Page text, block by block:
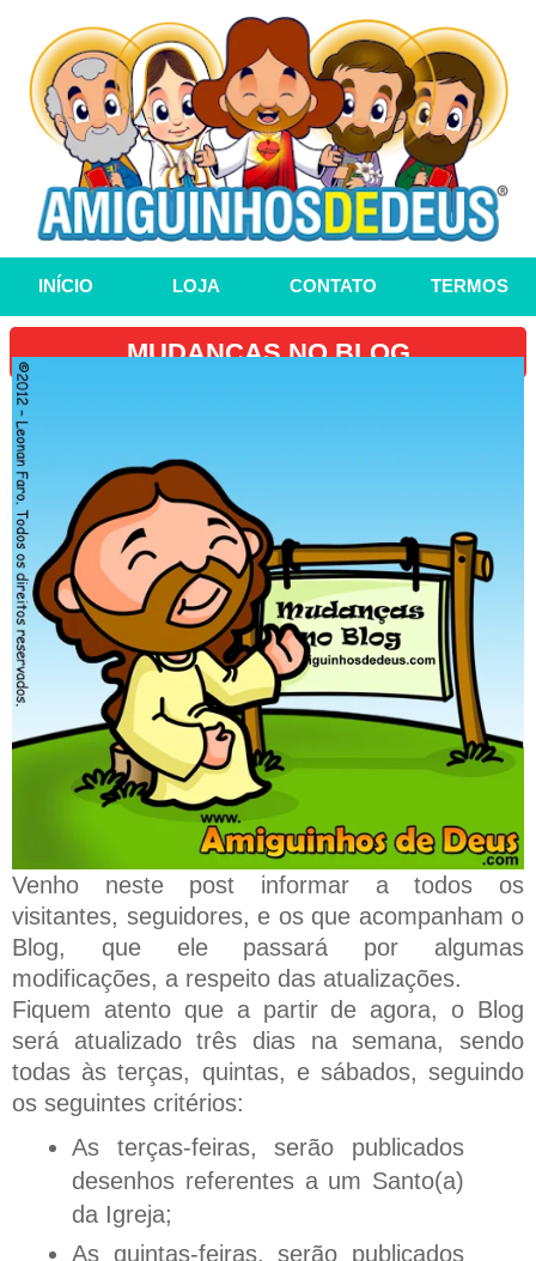
INÍCIO LOJA CONTATO TERMOS
MUDANÇAS NO BLOG
Venho neste post informar a todos os
visitantes, seguidores, e os que acompanham o
Blog, que ele passará por algumas
modificações, a respeito das atualizações.
Fiquem atento que a partir de agora, o Blog
será atualizado três dias na semana, sendo
todas às terças, quintas, e sábados, seguindo
os seguintes critérios:
As terças-feiras, serão publicados
desenhos referentes a um Santo(a)
da Igreja;
As quintas-feiras, serão publicados